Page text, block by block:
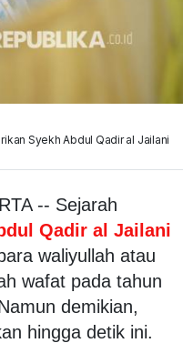
Syekh Abdul Qadir al Jailani
-- Sejarah
Qadir al Jailani
waliyullah atau
wafat pada tahun
demikian,
hingga detik ini.